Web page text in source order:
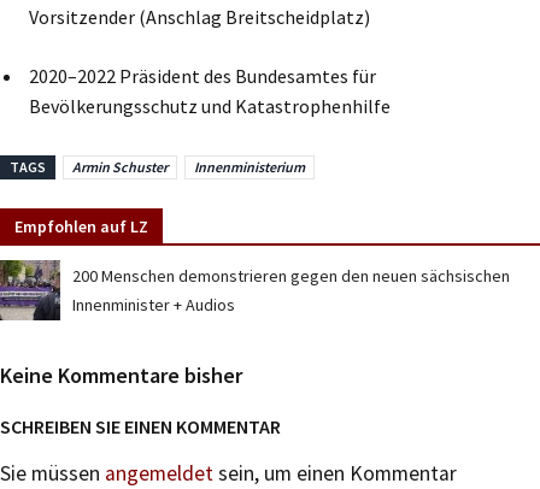
Vorsitzender (Anschlag Breitscheidplatz)
2020–2022 Präsident des Bundesamtes für
Bevölkerungsschutz und Katastrophenhilfe
TAGS Armin Schuster Innenministerium
Empfohlen auf LZ
200 Menschen demonstrieren gegen den neuen sächsischen
Innenminister + Audios
Keine Kommentare bisher
SCHREIBEN SIE EINEN KOMMENTAR
Sie müssen angemeldetsein, um einen Kommentar